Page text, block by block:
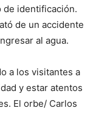
de identificación.
de un accidente
al agua.
a los visitantes a
y estar atentos
El orbe/ Carlos